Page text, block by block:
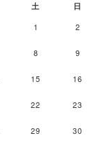
土 日
1 2
8 9
15 16
22 23
29 30